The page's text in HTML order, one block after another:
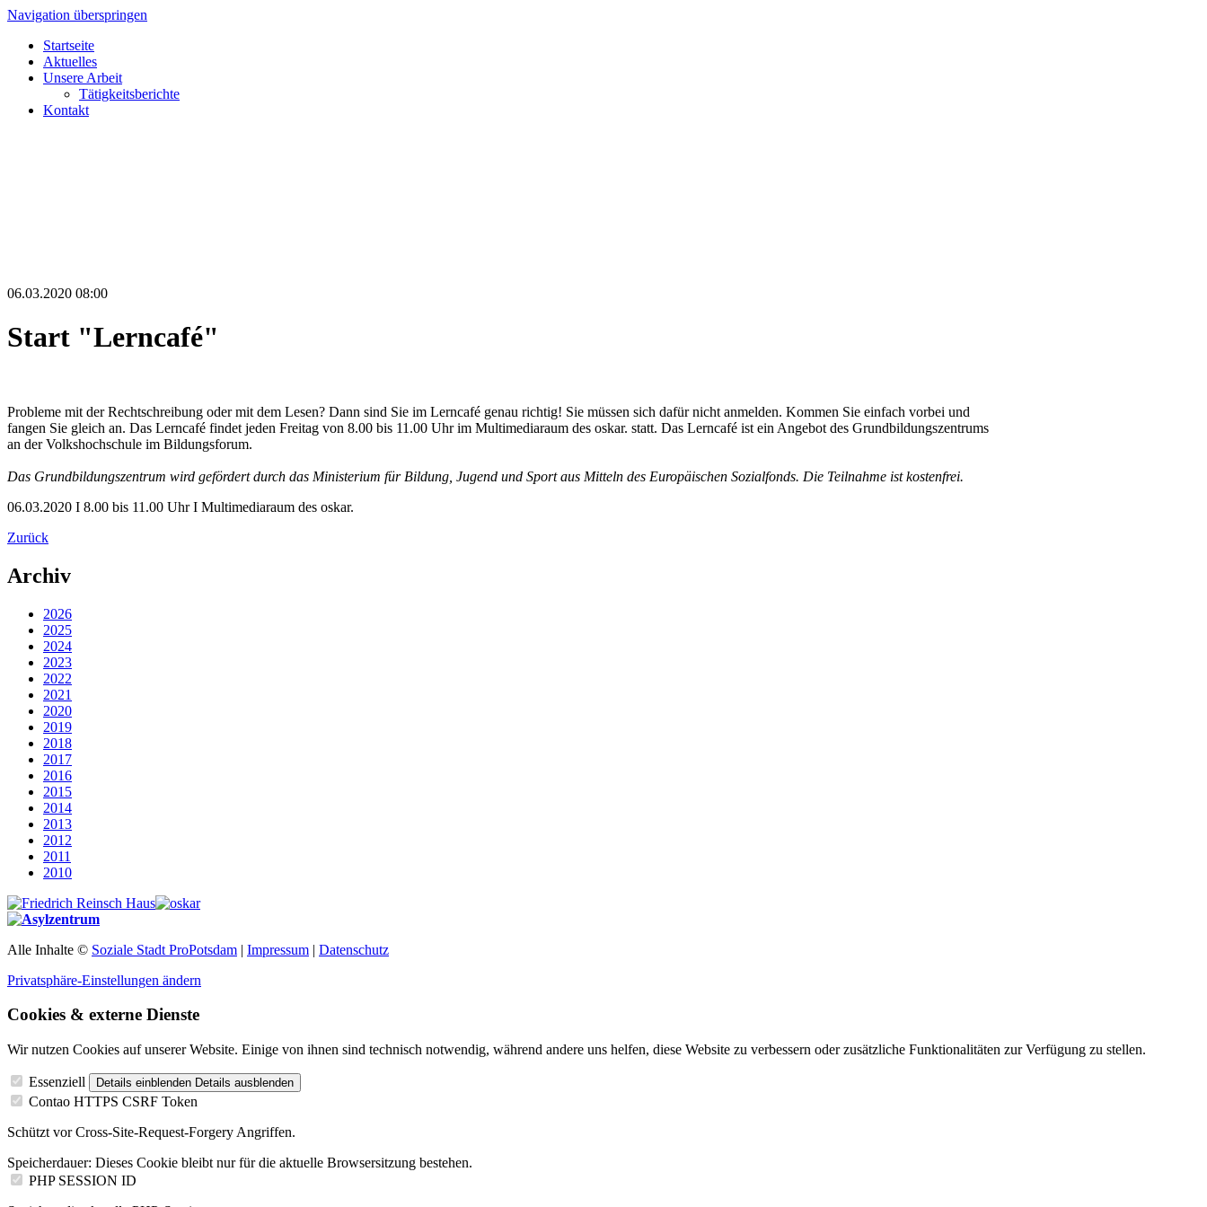
Navigation überspringen
Startseite
Aktuelles
Unsere Arbeit
Tätigkeitsberichte
Kontakt
06.03.2020 08:00
Start "Lerncafé"
Probleme mit der Rechtschreibung oder mit dem Lesen? Dann sind Sie im Lerncafé genau richtig! Sie müssen sich dafür nicht anmelden. Kommen Sie einfach vorbei und
fangen Sie gleich an. Das Lerncafé findet jeden Freitag von 8.00 bis 11.00 Uhr im Multimediaraum des oskar. statt. Das Lerncafé ist ein Angebot des Grundbildungszentrums
an der Volkshochschule im Bildungsforum.
Das Grundbildungszentrum wird gefördert durch das Ministerium für Bildung, Jugend und Sport aus Mitteln des Europäischen Sozialfonds. Die Teilnahme ist kostenfrei.
06.03.2020 I 8.00 bis 11.00 Uhr I Multimediaraum des oskar.
Zurück
Archiv
2026
2025
2024
2023
2022
2021
2020
2019
2018
2017
2016
2015
2014
2013
2012
2011
2010
Alle Inhalte © Soziale Stadt ProPotsdam | Impressum | Datenschutz
Privatsphäre-Einstellungen ändern
Cookies & externe Dienste
Wir nutzen Cookies auf unserer Website. Einige von ihnen sind technisch notwendig, während andere uns helfen, diese Website zu verbessern oder zusätzliche Funktionalitäten zur Verfügung zu stellen.
Essenziell Details einblenden Details ausblenden
Contao HTTPS CSRF Token
Schützt vor Cross-Site-Request-Forgery Angriffen.
Speicherdauer: Dieses Cookie bleibt nur für die aktuelle Browsersitzung bestehen.
PHP SESSION ID